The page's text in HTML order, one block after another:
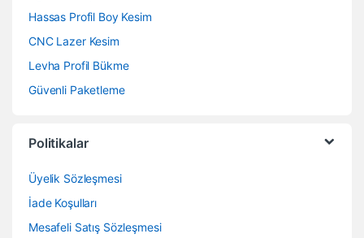
Hassas Profil Boy Kesim
CNC Lazer Kesim
Levha Profil Bükme
Güvenli Paketleme
Politikalar
Üyelik Sözleşmesi
İade Koşulları
Mesafeli Satış Sözleşmesi